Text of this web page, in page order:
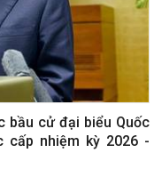
bầu cử đại biểu Quốc
cấp nhiệm kỳ 2026 -